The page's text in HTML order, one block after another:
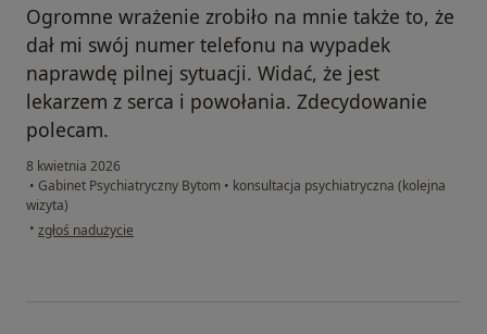
Ogromne wrażenie zrobiło na mnie także to, że
dał mi swój numer telefonu na wypadek
naprawdę pilnej sytuacji. Widać, że jest
lekarzem z serca i powołania. Zdecydowanie
polecam.
8 kwietnia 2026
• Gabinet Psychiatryczny Bytom • konsultacja psychiatryczna (kolejna
wizyta)
• w opinii użytkownika Rosie
zgłoś nadużycie